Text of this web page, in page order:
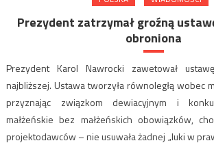
Prezydent zatrzymał groźną
obroniona
Prezydent Karol Nawrocki zawetował
najbliższej. Ustawa tworzyła równoległą wobec
przyznając związkom dewiacyjnym i
małżeńskie bez małżeńskich obowiązków,
projektodawców – nie usuwała żadnej „luki w